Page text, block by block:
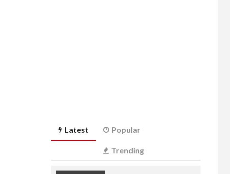
Latest Popular
Trending